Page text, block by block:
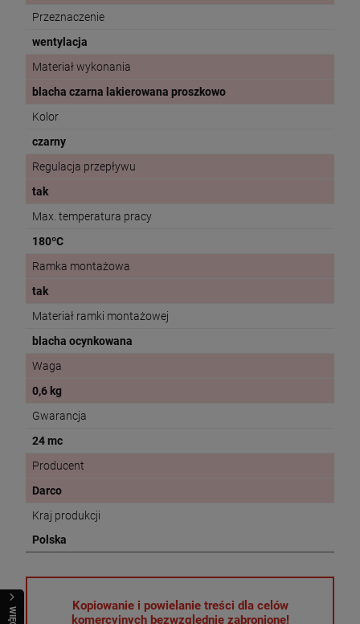
Przeznaczenie
wentylacja
Materiał wykonania
blacha czarna lakierowana proszkowo
Kolor
czarny
Regulacja przepływu
tak
Max. temperatura pracy
180ºC
Ramka montażowa
tak
Materiał ramki montażowej
blacha ocynkowana
Waga
0,6 kg
Gwarancja
24 mc
Producent
Darco
Kraj produkcji
Polska
Kopiowanie i powielanie treści dla celów
komercyjnych bezwzględnie zabronione!